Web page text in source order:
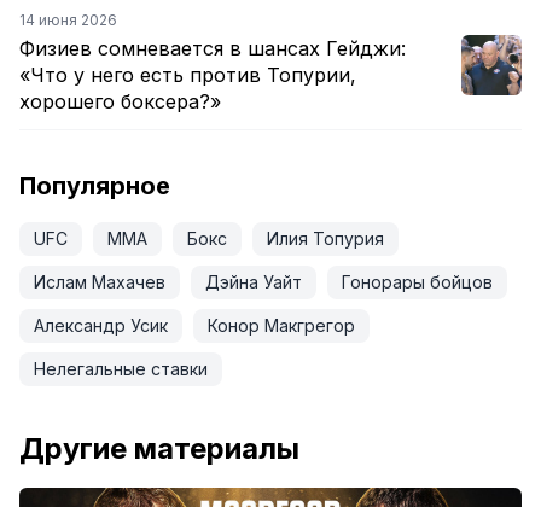
14 июня 2026
Физиев сомневается в шансах Гейджи:
«Что у него есть против Топурии,
хорошего боксера?»
Популярное
UFC ММА Бокс Илия Топурия
Ислам Махачев Дэйна Уайт Гонорары бойцов
Александр Усик Конор Макгрегор
Нелегальные ставки
Другие материалы